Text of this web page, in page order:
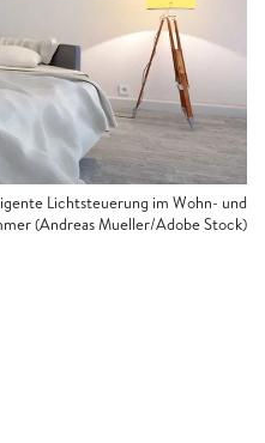
Lichtsteuerung im Wohn- und
(Andreas Mueller/Adobe Stock)